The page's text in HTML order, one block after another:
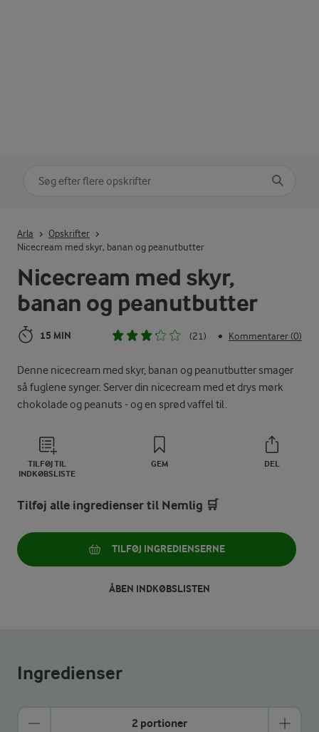
Nicecream med skyr,
banan og peanutbutter
15 MIN (21) • Kommentarer (0)
Denne nicecream med skyr, banan og peanutbutter smager
så fuglene synger. Server din nicecream med et drys mørk
chokolade og peanuts - og en sprød vaffel til.
TILFØJ TIL
INDKØBSLISTE
GEM DEL
Arla
Opskrifter
Nicecream med skyr, banan og peanutbutter
Tilføj alle ingredienser til Nemlig 🛒
TILFØJ INGREDIENSERNE
ÅBEN INDKØBSLISTEN
Ingredienser
2 portioner
Søg på kategori